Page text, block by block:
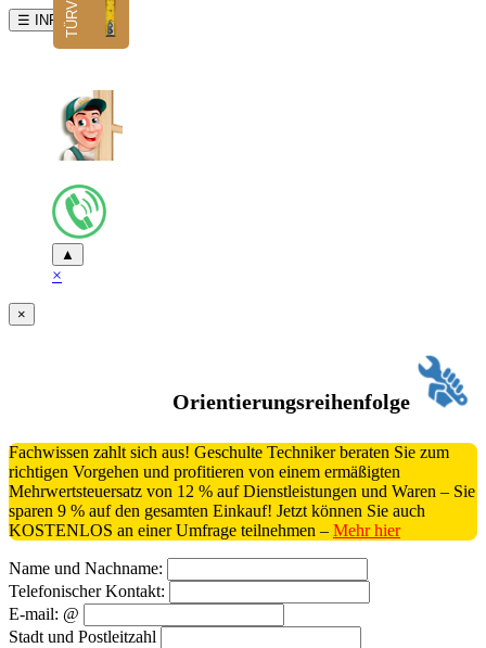
☰ INFO
▲
×
×
Orientierungsreihenfolge
Fachwissen zahlt sich aus! Geschulte Techniker beraten Sie zum
richtigen Vorgehen und profitieren von einem ermäßigten
Mehrwertsteuersatz von 12 % auf Dienstleistungen und Waren – Sie
sparen 9 % auf den gesamten Einkauf! Jetzt können Sie auch
KOSTENLOS an einer Umfrage teilnehmen – Mehr hier
Name und Nachname:
Telefonischer Kontakt:
E-mail: @
Stadt und Postleitzahl